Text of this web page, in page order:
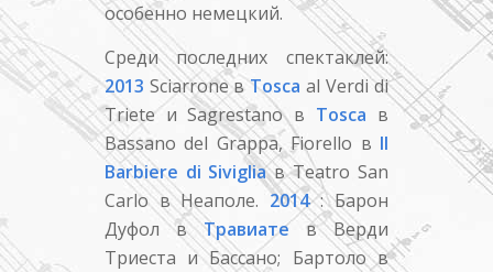
особенно немецкий.
Среди последних спектаклей:
2013 Sciarrone вTosca al Verdi di
Triete и Sagrestano в Tosca в
Bassano del Grappa, Fiorello в Il
Barbiere di Sivigliaв Teatro San
Carlo в Неаполе.2014: Барон
Дуфол вТравиатев Верди
Триеста и Бассано; Бартоло в